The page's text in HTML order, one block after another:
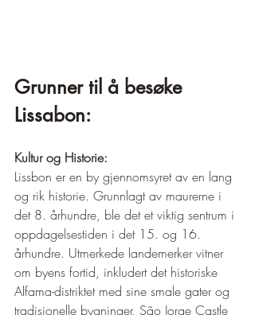
Grunner til å besøke
Lissabon:
Kultur og Historie:
Lissbon er en by gjennomsyret av en lang
og rik historie. Grunnlagt av maurerne i
det 8. århundre, ble det et viktig sentrum i
oppdagelsestiden i det 15. og 16.
århundre. Utmerkede landemerker vitner
om byens fortid, inkludert det historiske
Alfama-distriktet med sine smale gater og
tradisjonelle bygninger, São Jorge Castle